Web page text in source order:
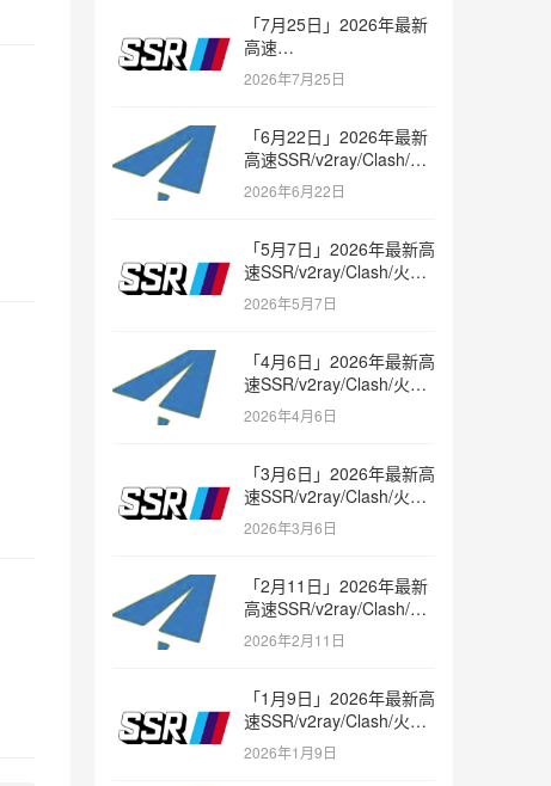
「7月25日」2026年最新
高速
SSR/v2ray/Clash/trojan
节点免费分享
2026年7月25日
「6月22日」2026年最新
高速SSR/v2ray/Clash/火
箭节点免费分享
2026年6月22日
「5月7日」2026年最新高
速SSR/v2ray/Clash/火箭
节点免费分享
2026年5月7日
「4月6日」2026年最新高
速SSR/v2ray/Clash/火箭
节点免费分享
2026年4月6日
「3月6日」2026年最新高
速SSR/v2ray/Clash/火箭
节点免费分享
2026年3月6日
「2月11日」2026年最新
高速SSR/v2ray/Clash/火
箭节点免费分享
2026年2月11日
「1月9日」2026年最新高
速SSR/v2ray/Clash/火箭
节点免费分享
2026年1月9日